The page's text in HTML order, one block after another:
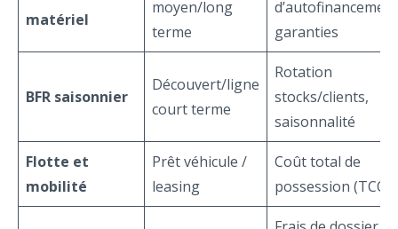
matériel
moyen/long
terme
garanties
BFR saisonnier
Découvert/ligne
court terme
Rotation
stocks/clients,
saisonnalité
Flotte et
mobilité
Prêt véhicule /
leasing
Coût total de
possession (TCO)